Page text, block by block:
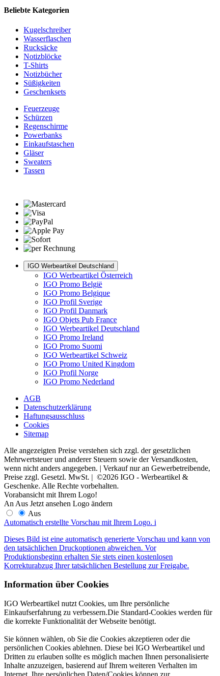
Beliebte Kategorien
Kugelschreiber
Wasserflaschen
Rucksäcke
Notizblöcke
T-Shirts
Notizbücher
Süßigkeiten
Geschenksets
Feuerzeuge
Schürzen
Regenschirme
Powerbanks
Einkaufstaschen
Gläser
Sweaters
Tassen
IGO Werbeartikel Deutschland
IGO Werbeartikel Österreich
IGO Promo België
IGO Promo Belgique
IGO Profil Sverige
IGO Profil Danmark
IGO Objets Pub France
IGO Werbeartikel Deutschland
IGO Promo Ireland
IGO Promo Suomi
IGO Werbeartikel Schweiz
IGO Promo United Kingdom
IGO Profil Norge
IGO Promo Nederland
AGB
Datenschutzerklärung
Haftungsausschluss
Cookies
Sitemap
Alle angezeigten Preise verstehen sich zzgl. der gesetzlichen
Mehrwertsteuer und anderer Steuern sowie der Versandkosten,
wenn nicht anders angegeben. | Verkauf nur an Gewerbetreibende,
Preise zzgl. Gesetzl. MwSt. | ©2026 IGO - Werbeartikel &
Geschenke. Alle Rechte vorbehalten.
Vorabansicht mit Ihrem Logo!
An Aus Jetzt ansehen Logo ändern
Aus
Automatisch erstellte Vorschau mit Ihrem Logo. i
Dieses Bild ist eine automatisch generierte Vorschau und kann von
den tatsächlichen Druckoptionen abweichen. Vor
Produktionsbeginn erhalten Sie stets einen kostenlosen
Korrekturabzug Ihrer tatsächlichen Bestellung zur Freigabe.
Information über Cookies
IGO Werbeartikel nutzt Cookies, um Ihre persönliche
Einkaufserfahrung zu verbessern.Die Standard-Cookies werden für
die korrekte Funktionalität der Webseite benötigt.
Sie können wählen, ob Sie die Cookies akzeptieren oder die
persönlichen Cookies ablehnen. Diese bei IGO Werbeartikel und
Dritten zu erlauben sollte es möglich machen Ihnen personalisierte
Inhalte anzuzeigen, basierend auf Ihrem weiteren Verhalten im